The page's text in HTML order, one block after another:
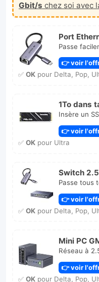
Gbit/s chez soi avec
Port
Passe
👉 voir
✅ OKpour Delta, Pop,
1To dans
Insère un
👉 voir
✅ OKpour Ultra
Switch
Passe tous
👉 voir
✅ OKpour Delta, Pop,
Mini PC
Réseau à
👉 voir
✅ OKpour Delta, Pop,